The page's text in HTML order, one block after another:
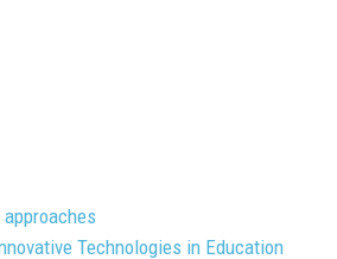
Technologies in Education